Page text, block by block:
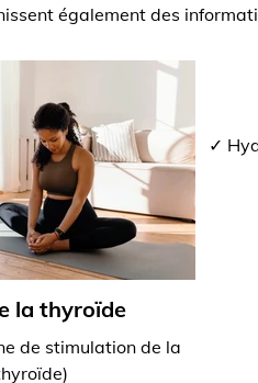
également des
la thyroïde
de stimulation de la
✓